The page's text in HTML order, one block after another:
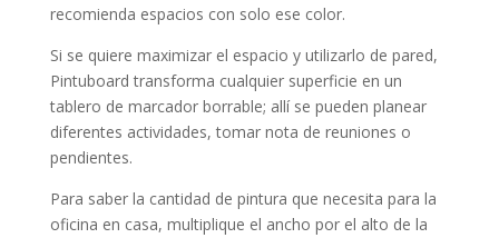
recomienda espacios con solo ese color.
Si se quiere maximizar el espacio y utilizarlo de pared,
Pintuboard transforma cualquier superficie en un
tablero de marcador borrable; allí se pueden planear
diferentes actividades, tomar nota de reuniones o
pendientes.
Para saber la cantidad de pintura que necesita para la
oficina en casa, multiplique el ancho por el alto de la